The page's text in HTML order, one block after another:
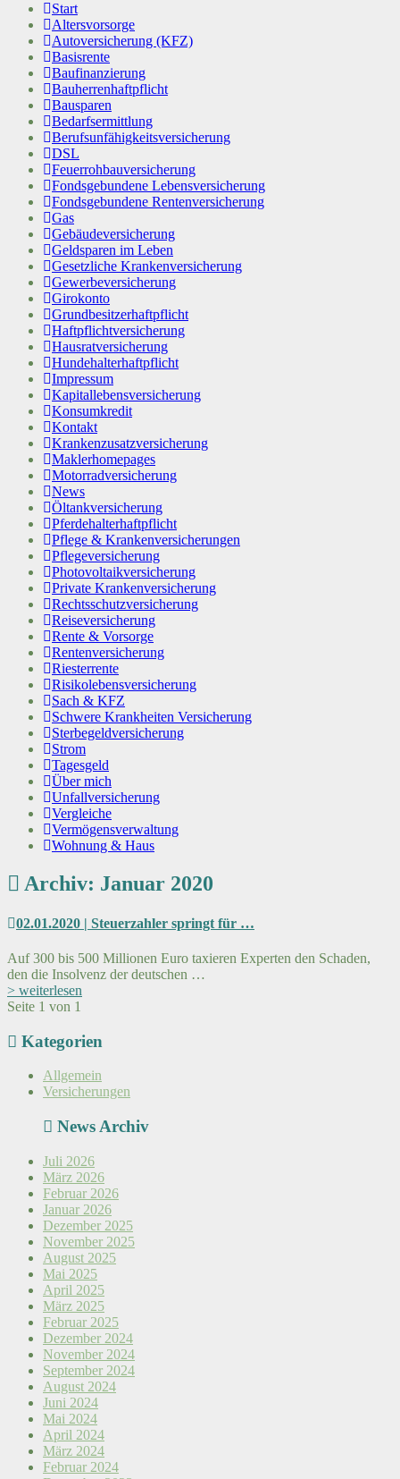
Start
Altersvorsorge
Autoversicherung (KFZ)
Basisrente
Baufinanzierung
Bauherrenhaftpflicht
Bausparen
Bedarfsermittlung
Berufs­unfähigkeitsversicherung
DSL
Feuerrohbauversicherung
Fondsgebundene Lebensversicherung
Fondsgebundene Rentenversicherung
Gas
Gebäudeversicherung
Geldsparen im Leben
Gesetzliche Krankenversicherung
Gewerbeversicherung
Girokonto
Grundbesitzerhaftpflicht
Haftpflichtversicherung
Hausratversicherung
Hundehalterhaftpflicht
Impressum
Kapitallebensversicherung
Konsumkredit
Kontakt
Krankenzusatzversicherung
Maklerhomepages
Motorradversicherung
News
Öltankversicherung
Pferdehalterhaftpflicht
Pflege & Krankenversicherungen
Pflegeversicherung
Photovoltaikversicherung
Private Krankenversicherung
Rechtsschutzversicherung
Reiseversicherung
Rente & Vorsorge
Rentenversicherung
Riesterrente
Risikolebensversicherung
Sach & KFZ
Schwere Krankheiten Versicherung
Sterbegeldversicherung
Strom
Tagesgeld
Über mich
Unfallversicherung
Vergleiche
Vermögensverwaltung
Wohnung & Haus
Archiv: Januar 2020
02.01.2020 | Steuerzahler springt für …
Auf 300 bis 500 Millionen Euro taxieren Experten den Schaden,
den die Insolvenz der deutschen …
> weiterlesen
Seite 1 von 1
Kategorien
Allgemein
Versicherungen
News Archiv
Juli 2026
März 2026
Februar 2026
Januar 2026
Dezember 2025
November 2025
August 2025
Mai 2025
April 2025
März 2025
Februar 2025
Dezember 2024
November 2024
September 2024
August 2024
Juni 2024
Mai 2024
April 2024
März 2024
Februar 2024